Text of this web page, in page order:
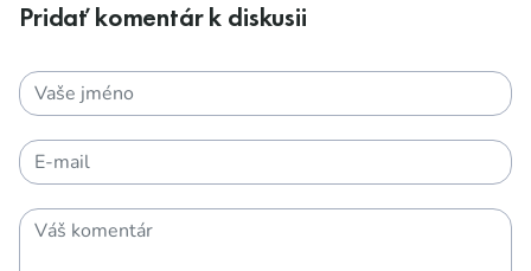
Pridať komentár k diskusii